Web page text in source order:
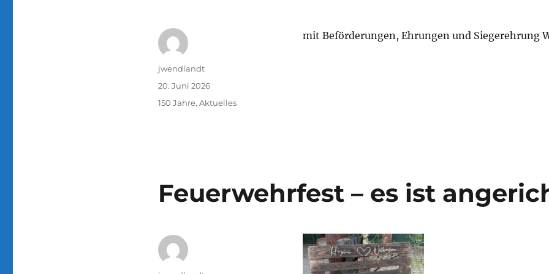
mit Beförderungen, Ehrungen und Siegerehrung
Autor
jwendlandt
Veröffentlicht
20. Juni 2026
Kategorien
150 Jahre, Aktuelles
Feuerwehrfest – es ist